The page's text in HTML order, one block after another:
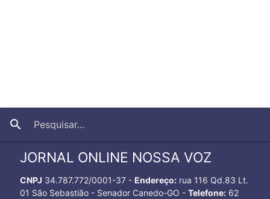
search
JORNAL ONLINE NOSSA VOZ
CNPJ 34.787.772/0001-37 - Endereço:rua 116 Qd.83 Lt.
01 São Sebastião - Senador Canedo-GO - Telefone:62